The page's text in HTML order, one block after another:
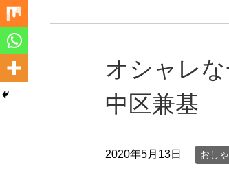
オシャレ
中区兼基
2020年5月13日 おし